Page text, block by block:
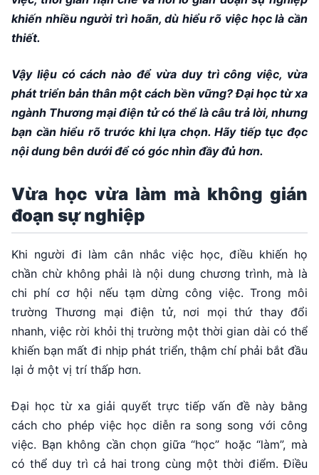
khiến nhiều người trì hoãn, dù hiểu rõ việc học là cần
thiết.
Vậy liệu có cách nào để vừa duy trì công việc, vừa
phát triển bản thân một cách bền vững? Đại học từ xa
ngành Thương mại điện tử có thể là câu trả lời, nhưng
bạn cần hiểu rõ trước khi lựa chọn. Hãy tiếp tục đọc
nội dung bên dưới để có góc nhìn đầy đủ hơn.
Vừa học vừa làm mà không gián
đoạn sự nghiệp
Khi người đi làm cân nhắc việc học, điều khiến họ
chần chừ không phải là nội dung chương trình, mà là
chi phí cơ hội nếu tạm dừng công việc. Trong môi
trường Thương mại điện tử, nơi mọi thứ thay đổi
nhanh, việc rời khỏi thị trường một thời gian dài có thể
khiến bạn mất đi nhịp phát triển, thậm chí phải bắt đầu
lại ở một vị trí thấp hơn.
Đại học từ xa giải quyết trực tiếp vấn đề này bằng
cách cho phép việc học diễn ra song song với công
việc. Bạn không cần chọn giữa “học” hoặc “làm”, mà
có thể duy trì cả hai trong cùng một thời điểm. Điều